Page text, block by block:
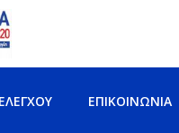
ΕΠΙΚΟΙΝΩΝΊΑ